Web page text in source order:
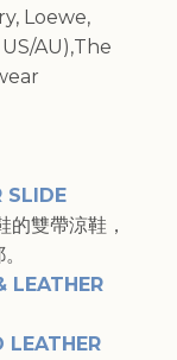
Loewe,
AU),The
SLIDE
的雙帶涼鞋，
LEATHER
LEATHER